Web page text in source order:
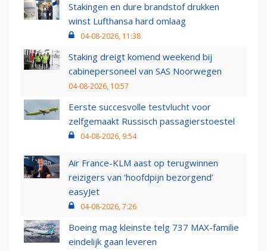
Stakingen en dure brandstof drukken
winst Lufthansa hard omlaag
04-08-2026, 11:38
Staking dreigt komend weekend bij
cabinepersoneel van SAS Noorwegen
04-08-2026, 10:57
Eerste succesvolle testvlucht voor
zelfgemaakt Russisch passagierstoestel
04-08-2026, 9:54
Air France-KLM aast op terugwinnen
reizigers van ‘hoofdpijn bezorgend’
easyJet
04-08-2026, 7:26
Boeing mag kleinste telg 737 MAX-familie
eindelijk gaan leveren